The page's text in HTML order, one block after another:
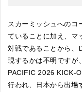
スカーミッシュへのコ
ていることに加え、マ
対戦であることから
現するかは不明ですが
PACIFIC 2026 KICK-
行われ、日本から出場